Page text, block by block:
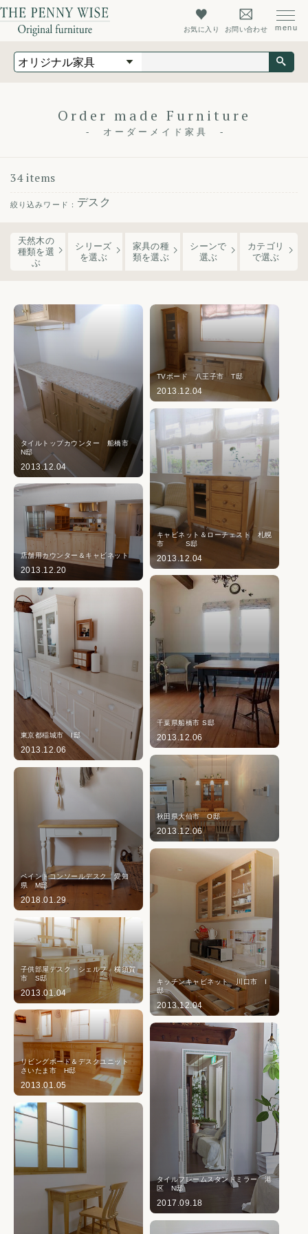
お気に入り お問い合わせ
オリジナル家具
よくあるご質問
会社概要
Order made Furniture
オーダーメイド家具
34 items
デスク
天然木の
種類を選
ぶ
シリーズ
を選ぶ
家具の種
類を選ぶ
シーンで
選ぶ
カテゴリ
で選ぶ
タイルトップカウンター 船橋市
N邸
2013.12.04
TVボード 八王子市 T邸
2013.12.04
キャビネット＆ローチェスト 札幌
市 S邸
2013.12.04
店舗用カウンター＆キャビネット
2013.12.20
千葉県船橋市 S邸
2013.12.06
東京都稲城市 I邸
2013.12.06
秋田県大仙市 O邸
2013.12.06
ペイントコンソールデスク 愛知
県 M邸
2018.01.29
キッチンキャビネット 川口市 I
邸
2013.12.04
子供部屋デスク・シェルフ 横須賀
市 S邸
2013.01.04
リビングボード＆デスクユニット
さいたま市 H邸
2013.01.05
タイルフレームスタンドミラー 港
区 N邸
2017.09.18